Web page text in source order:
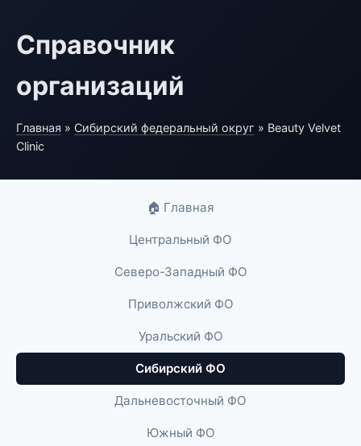
Справочник
организаций
Главная » Сибирский федеральный округ » Beauty Velvet
Clinic
🏠 Главная
Центральный ФО
Северо-Западный ФО
Приволжский ФО
Уральский ФО
Сибирский ФО
Дальневосточный ФО
Южный ФО